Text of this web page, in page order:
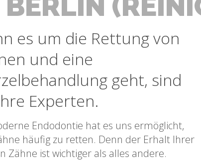
es um die Rettung von
und eine
geht, sind
Experten.
Endodontie hat es uns ermöglicht,
häufig zu retten. Denn der Erhalt Ihrer
Zähne ist wichtiger als alles andere.